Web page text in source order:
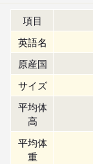
項目
英語名
原産国
サイズ
平均体
高
平均体
重